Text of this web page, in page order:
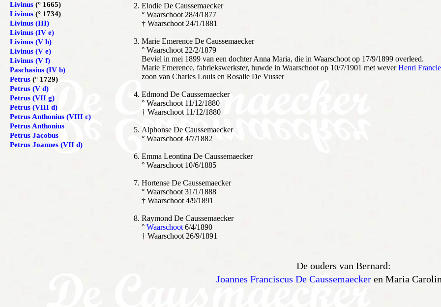
Elodie De Caussemaecker
° Waarschoot 28/4/1877
† Waarschoot 24/1/1881
Marie Emerence De Caussemaecker
° Waarschoot 22/2/1879
Beviel in mei 1899 van een dochter Anna Maria, die in Waarschoot op 17/9/1899 overleed.
Marie Emerence, fabriekswerkster, huwde in Waarschoot op 10/7/1901 met weverHenri
zoon van Charles Louis en Rosalie De Vusser
Edmond De Caussemaecker
° Waarschoot 11/12/1880
† Waarschoot 11/12/1880
Alphonse De Caussemaecker
° Waarschoot 4/7/1882
Emma Leontina De Caussemaecker
° Waarschoot 10/6/1885
Hortense De Caussemaecker
° Waarschoot 31/1/1888
† Waarschoot 4/9/1891
Raymond De Caussemaecker
° Waarschoot 6/4/1890
† Waarschoot 26/9/1891
De ouders van Bernard:
Joannes Franciscus De Caussemaecker en Maria
Livinus (° 1665)
Livinus (° 1734)
Livinus (III)
Livinus (IV e)
Livinus (V b)
Livinus (V e)
Livinus (V f)
Paschasius (IV b)
Petrus (° 1729)
Petrus (V d)
Petrus (VII g)
Petrus (VIII d)
Petrus Anthonius (VIII c)
Petrus Anthonius
Petrus Jacobus
Petrus Joannes (VII d)